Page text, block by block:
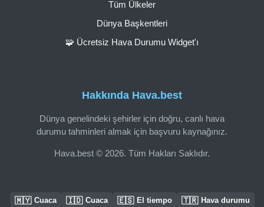
Hakkında Hava.best
Dünya genelindeki şehirler için doğru, canlı hava
durumu tahminleri almak için başvuru kaynağınız.
Hava.best © 2026. Tüm Hakları Saklıdır.
Tüm Ülkeler
Dünya Başkentleri
🧩 Ücretsiz Hava Durumu Widget'ı
🇲🇾 Cuaca 🇮🇩 Cuaca 🇪🇸 El tiempo 🇹🇷 Hava durumu